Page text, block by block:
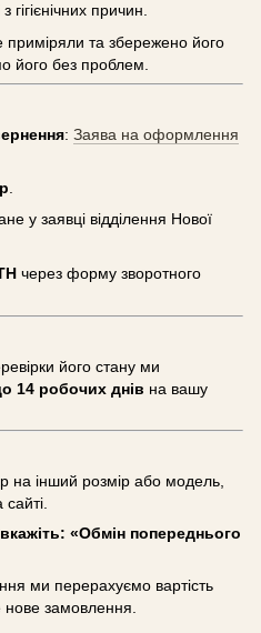
гігієнічних причин.
та збережено його
його без проблем.
: Заява на оформлення
у заявці відділення Нової
через форму зворотного
його стану ми
14 робочих днів на вашу
на інший розмір або модель,
«Обмін попереднього
ми перерахуємо вартість
замовлення.